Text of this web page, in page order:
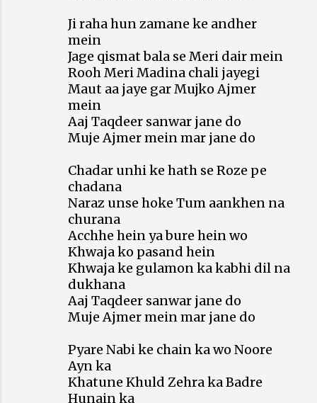
Ji raha hun zamane ke andher
mein
Jage qismat bala se Meri dair mein
Rooh Meri Madina chali jayegi
Maut aa jaye gar Mujko Ajmer
mein
Aaj Taqdeer sanwar jane do
Muje Ajmer mein mar jane do
Chadar unhi ke hath se Roze pe
chadana
Naraz unse hoke Tum aankhen na
churana
Acchhe hein ya bure hein wo
Khwaja ko pasand hein
Khwaja ke gulamon ka kabhi dil na
dukhana
Aaj Taqdeer sanwar jane do
Muje Ajmer mein mar jane do
Pyare Nabi ke chain ka wo Noore
Ayn ka
Khatune Khuld Zehra ka Badre
Hunain ka